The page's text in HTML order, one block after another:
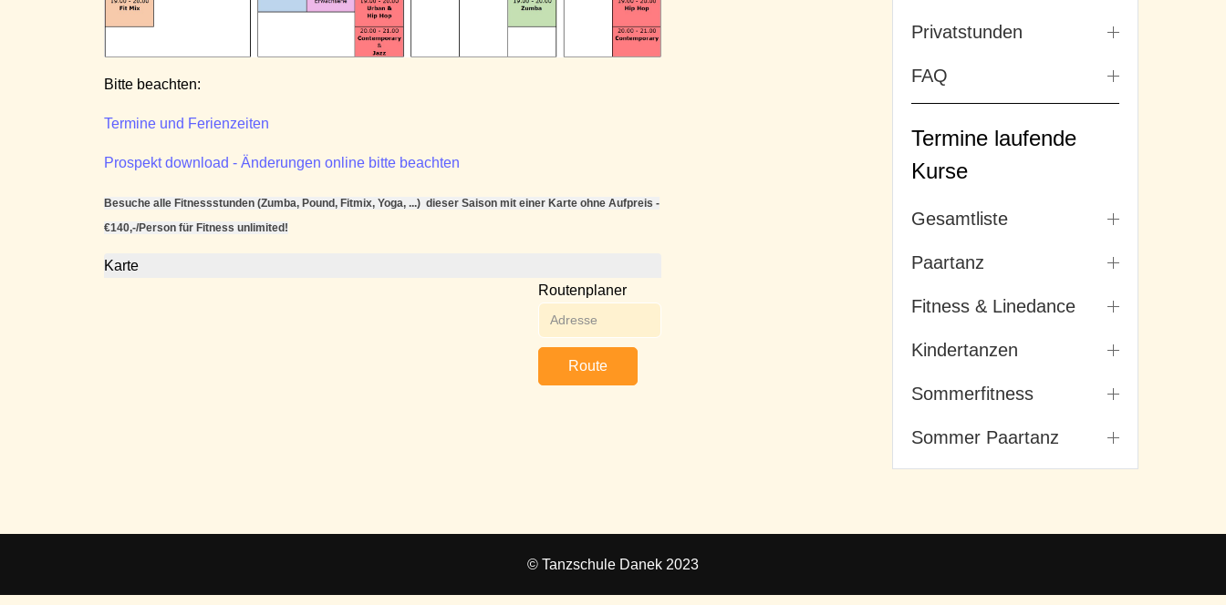
Bitte beachten:
Termine und Ferienzeiten
Prospekt download - Änderungen online bitte beachten
Besuche alle Fitnessstunden (Zumba, Pound, Fitmix, Yoga, ...) dieser Saison mit einer Karte ohne Aufpreis -
€140,-/Person für Fitness unlimited!
Karte
Routenplaner
Route
Privatstunden
FAQ
Termine laufende
Kurse
Gesamtliste
Paartanz
Fitness & Linedance
Kindertanzen
Sommerfitness
Sommer Paartanz
© Tanzschule Danek 2023